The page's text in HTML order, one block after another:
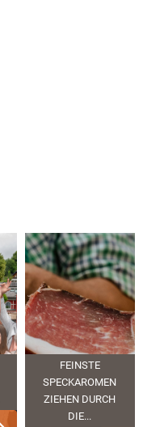
FEINSTE
SPECKAROMEN
ZIEHEN DURCH
DIE...